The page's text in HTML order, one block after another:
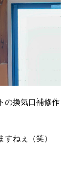
の換気口補修作
ねぇ（笑）